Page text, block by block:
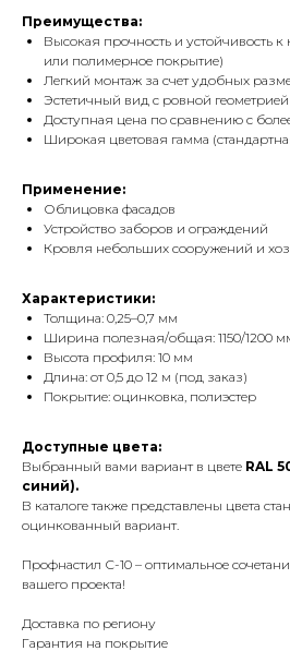
Преимущества:
Высокая прочность и устойчивость
или полимерное покрытие)
Легкий монтаж за счет удобных
Эстетичный вид с ровной
Доступная цена по сравнению с
Широкая цветовая гамма
Применение:
Облицовка фасадов
Устройство заборов и ограждений
Кровля небольших сооружений и
Характеристики:
Толщина: 0,25–0,7 мм
Ширина полезная/общая: 1150/1200
Высота профиля: 10 мм
Длина: от 0,5 до 12 м (под заказ)
Покрытие: оцинковка, полиэстер
Доступные цвета:
Выбранный вами вариант в цвете RAL
синий).
В каталоге также представлены цвета
оцинкованный вариант.
Профнастил С-10 – оптимальное
вашего проекта!
Доставка по региону
Гарантия на покрытие